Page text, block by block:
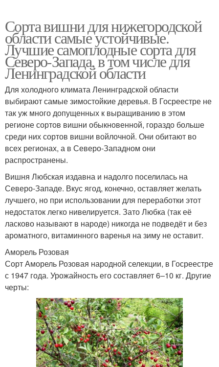
Сорта вишни для нижегородской
области самые устойчивые.
Лучшие самоплодные сорта для
Северо-Запада, в том числе для
Ленинградской области
Для холодного климата Ленинградской области
выбирают самые зимостойкие деревья. В Госреестре не
так уж много допущенных к выращиванию в этом
регионе сортов вишни обыкновенной, гораздо больше
среди них сортов вишни войлочной. Они обитают во
всех регионах, а в Северо-Западном они
распространены.
Вишня Любская издавна и надолго поселилась на
Северо-Западе. Вкус ягод, конечно, оставляет желать
лучшего, но при использовании для переработки этот
недостаток легко нивелируется. Зато Любка (так её
ласково называют в народе) никогда не подведёт и без
ароматного, витаминного варенья на зиму не оставит.
Аморель Розовая
Сорт Аморель Розовая народной селекции, в Госреестре
с 1947 года. Урожайность его составляет 6–10 кг. Другие
черты: